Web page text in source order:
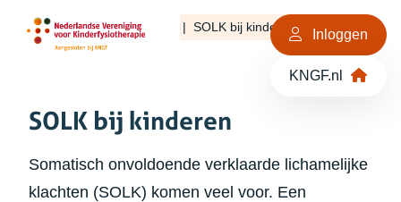
Ga naar de inhoud Inloggen
KNGF.nl
KNGF NVFK Kwaliteit SOLK bij kinderen
SOLK bij kinderen
Somatisch onvoldoende verklaarde lichamelijke
klachten (SOLK) komen veel voor. Een